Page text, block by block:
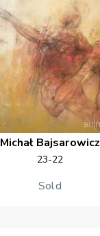
Michał Bajsarowicz
23-22
Sold